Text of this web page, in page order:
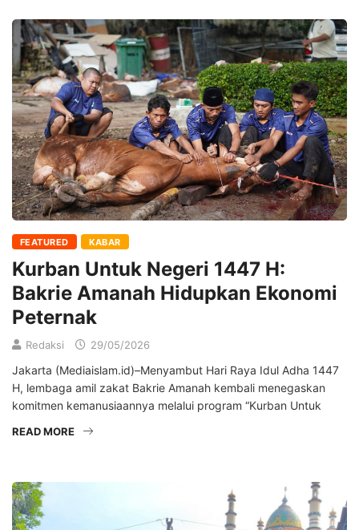
FEATURED KABAR
Kurban Untuk Negeri 1447 H:
Bakrie Amanah Hidupkan Ekonomi
Peternak
Redaksi 29/05/2026
Jakarta (Mediaislam.id)–Menyambut Hari Raya Idul Adha 1447
H, lembaga amil zakat Bakrie Amanah kembali menegaskan
komitmen kemanusiaannya melalui program “Kurban Untuk
READ MORE